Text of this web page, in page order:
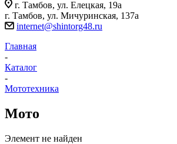
г. Тамбов, ул. Елецкая, 19а
г. Тамбов, ул. Мичуринская, 137а
internet@shintorg48.ru
Главная
-
Каталог
-
Мототехника
Мото
Элемент не найден